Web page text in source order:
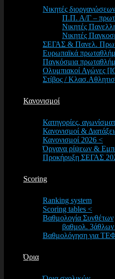
Νικητές
Π.Π. Α/Γ –
Νικητές
Νικητές
ΣΕΓΑΣ & Πανελ.
Ευρωπαϊκά
Παγκόσμια
Ολυμπιακοί Αγώνες
Στίβος /
Κανονισμοί
Κατηγορίες,
Κανονισμοί &
Κανονισμοί 2026 <
Όργανα ρίψεων &
Προκήρυξη ΣΕΓΑΣ
Scoring
Ranking system
Scoring tables <
Βαθμολογία Συνθέτων
βαθμολ.
Βαθμολόγηση για
Όρια